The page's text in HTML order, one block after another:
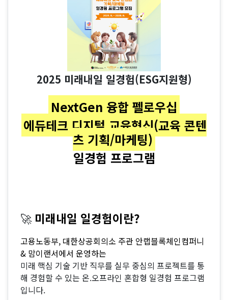
2025 미래내일 일경험(ESG지원형)
NextGen 융합 펠로우십
에듀테크 디지털 교육혁신(교육 콘텐
츠 기획/마케팅)
일경험 프로그램
🚀미래내일 일경험이란?
고용노동부, 대한상공회의소 주관 안랩블록체인컴퍼니
& 맘이랜서에서 운영하는
미래 핵심 기술 기반 직무를 실무 중심의 프로젝트를 통
해 경험할 수 있는 온.오프라인 혼합형 일경험 프로그램
입니다.